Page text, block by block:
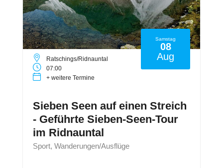
Samstag
08
Aug
Ratschings/Ridnauntal
07:00
+ weitere Termine
Sieben Seen auf einen Streich
- Geführte Sieben-Seen-Tour
im Ridnauntal
Sport, Wanderungen/Ausflüge